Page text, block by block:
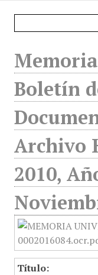
Boletín
Archivo
2010,
Título: